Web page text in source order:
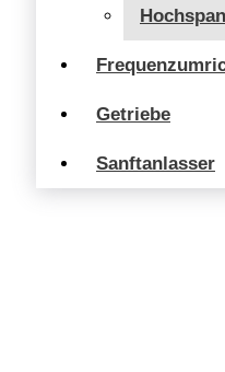
Getriebe
Sanftanlasser